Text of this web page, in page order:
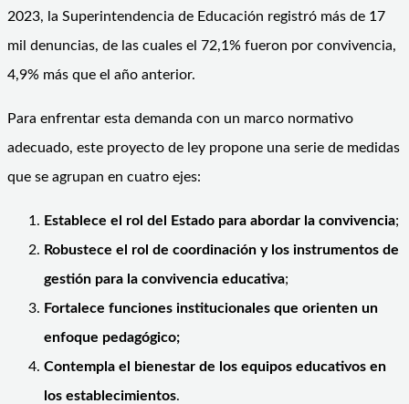
2023, la Superintendencia de Educación registró más de 17
mil denuncias, de las cuales el 72,1% fueron por convivencia,
4,9% más que el año anterior.
Para enfrentar esta demanda con un marco normativo
adecuado, este proyecto de ley propone una serie de medidas
que se agrupan en cuatro ejes:
Establece el rol del Estado para abordar la convivencia;
Robustece el rol de coordinación y los instrumentos de
gestión para la convivencia educativa;
Fortalece funciones institucionales que orienten un
enfoque pedagógico;
Contempla el bienestar de los equipos educativos en
los establecimientos.